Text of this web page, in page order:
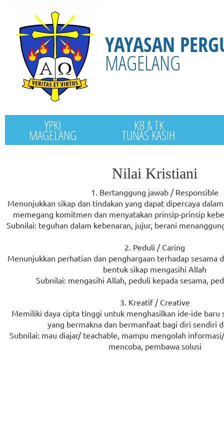
YAYASAN
MAGELANG
YPKI
MAGELANG
KB & TK
TUNAS KASIH
Nilai Kristiani
1. Bertanggung jawab / Responsible
Menunjukkan sikap dan tindakan yang dapat dipercaya
memegang komitmen dan menyatakan prinsip-prinsip
Subnilai: teguhan dalam kebenaran, jujur, berani
2. Peduli / Caring
Menunjukkan perhatian dan penghargaan terhadap sesama
bentuk sikap mengasihi Allah
Subnilai: mengasihi Allah, peduli kepada sesama,
3. Kreatif / Creative
Memiliki daya cipta tinggi untuk menghasilkan ide-ide baru
yang bermakna dan bermanfaat bagi diri sendiri
Subnilai: mau diajar/ teachable, mampu mengolah
mencoba, pembawa solusi